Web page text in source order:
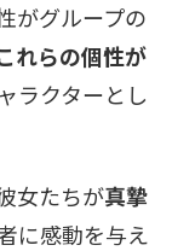
がグループの
れらの個性が
ラクターとし
女たちが真摯
に感動を与え